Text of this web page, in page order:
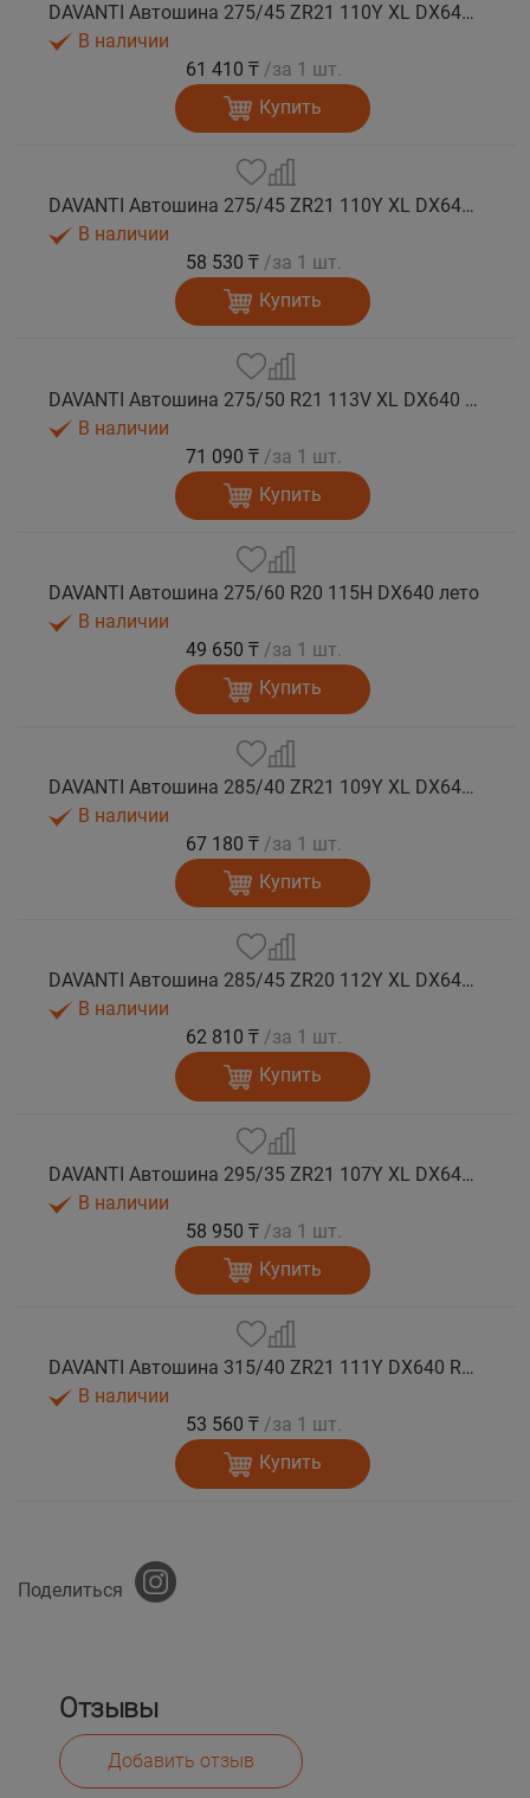
DAVANTI Автошина 275/45 ZR21 110Y XL DX640 RPR лето (Таиланд)
В наличии
61 410 ₸ /за 1 шт.
Купить
DAVANTI Автошина 275/45 ZR21 110Y XL DX640 RPR лето
В наличии
58 530 ₸ /за 1 шт.
Купить
DAVANTI Автошина 275/50 R21 113V XL DX640 RPR лето
В наличии
71 090 ₸ /за 1 шт.
Купить
DAVANTI Автошина 275/60 R20 115H DX640 лето
В наличии
49 650 ₸ /за 1 шт.
Купить
DAVANTI Автошина 285/40 ZR21 109Y XL DX640 RPR лето (Таиланд)
В наличии
67 180 ₸ /за 1 шт.
Купить
DAVANTI Автошина 285/45 ZR20 112Y XL DX640 RPR лето (Таиланд)
В наличии
62 810 ₸ /за 1 шт.
Купить
DAVANTI Автошина 295/35 ZR21 107Y XL DX640 RPR лето
В наличии
58 950 ₸ /за 1 шт.
Купить
DAVANTI Автошина 315/40 ZR21 111Y DX640 RPR лето
В наличии
53 560 ₸ /за 1 шт.
Купить
Поделиться
Отзывы
Добавить отзыв